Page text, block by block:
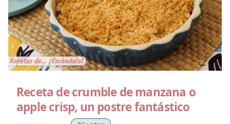
Receta de crumble de manzana o
apple crisp, un postre fantástico